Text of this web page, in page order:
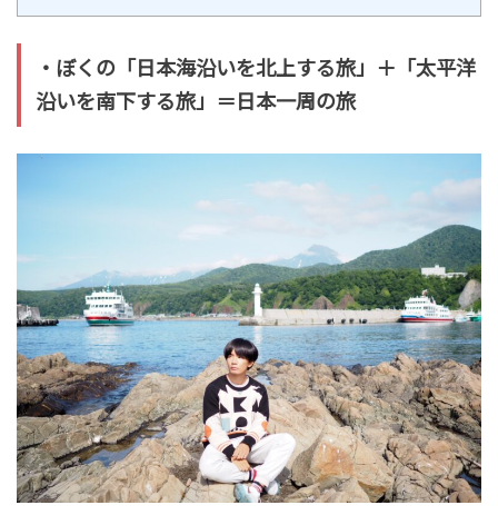
・ぼくの「日本海沿いを北上する旅」＋「太平洋
沿いを南下する旅」＝日本一周の旅